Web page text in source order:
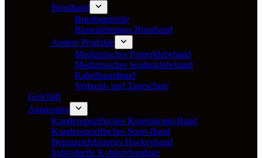
Brustband
Brustbandrolle
Birnenförmiges Brustband
Andere Produkte
Medizinisches Papierklebeband
Medizinisches Seidenklebeband
Kabelbaumband
Verband- und Tapeschere
Geschäft
Anpassung
Kundenspezifisches Kinesiologie-Band
Kundenspezifisches Sport-Band
Benutzerdefiniertes Hockeyband
Individuelle Kohäsivbandage